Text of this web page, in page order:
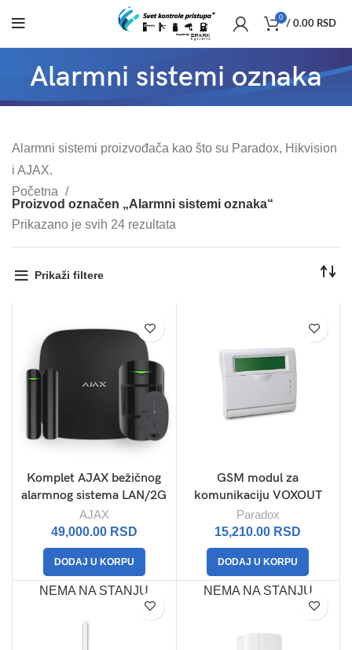
0
/ 0.00 RSD
Alarmni sistemi oznaka
Alarmni sistemi proizvođača kao što su Paradox, Hikvision
i AJAX.
Početna
Proizvod označen „Alarmni sistemi oznaka“
Prikazano je svih 24 rezultata
Prikaži filtere
Komplet AJAX bežičnog
alarmnog sistema LAN/2G
AJAX
49,000.00 RSD
DODAJ U KORPU
GSM modul za
komunikaciju VOXOUT
Paradox
15,210.00 RSD
DODAJ U KORPU
NEMA NA STANJU NEMA NA STANJU